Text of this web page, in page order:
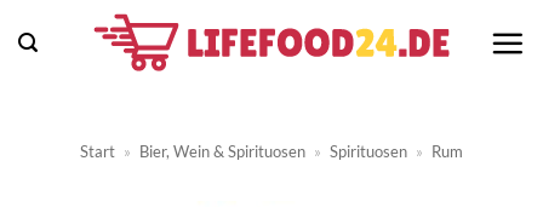
Inhalt
Start » Bier, Wein & Spirituosen » Spirituosen » Rum